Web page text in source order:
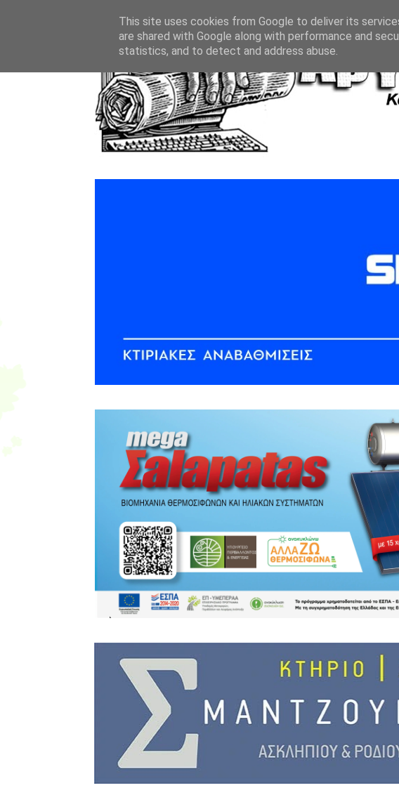
This site uses cookies from Google to deliver its
are shared with Google along with performance and
statistics, and to detect and address abuse.